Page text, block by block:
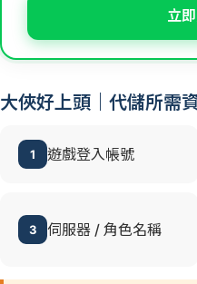
立
大俠好上頭｜代儲所需
1 遊戲登入帳號
3 伺服器 / 角色名稱